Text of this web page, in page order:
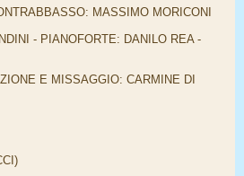
MASSIMO MORICONI
- PIANOFORTE: DANILO REA -
E MISSAGGIO: CARMINE DI